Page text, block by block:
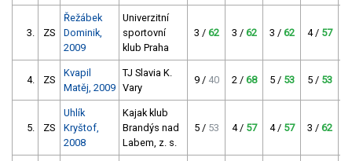
3. ZS
Řežábek
Dominik,
2009
Univerzitní
sportovní
klub Praha
3 / 62 3 / 62 3 / 62 4 / 57
4. ZS
Kvapil
Matěj, 2009
TJ Slavia K.
Vary
9 / 40 2 / 68 5 / 53 5 / 53
5. ZS
Uhlík
Kryštof,
2008
Kajak klub
Brandýs nad
Labem, z. s.
5 / 53 4 / 57 4 / 57 3 / 62